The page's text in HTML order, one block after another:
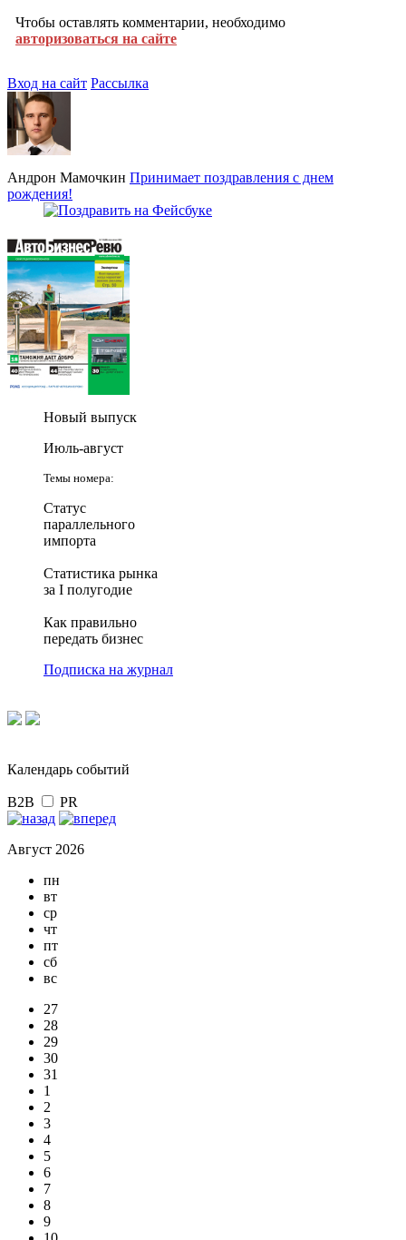
Чтобы оставлять комментарии, необходимо
авторизоваться на сайте
Вход на сайт Рассылка
Андрон Мамочкин Принимает поздравления с днем
рождения!
Новый выпуск
Июль-август
Темы номера:
Статус
параллельного
импорта
Статистика рынка
за I полугодие
Как правильно
передать бизнес
Подписка на журнал
Календарь событий
B2B PR
Август 2026
пн
вт
ср
чт
пт
сб
вс
27
28
29
30
31
1
2
3
4
5
6
7
8
9